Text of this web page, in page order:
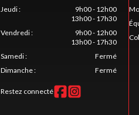
Jeudi:
9h00 - 12h00
13h00 - 17h30
Vendredi:
9h00 - 12h00
13h00 - 17h30
Samedi:
Fermé
Dimanche: Fermé
Restez connecté